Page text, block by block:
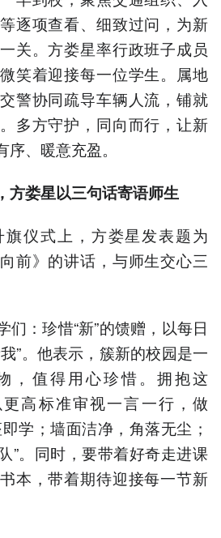
逐项查看、细致过问，为新
关。方娄星率行政班子成员
笑着迎接每一位学生。属地
警协同疏导车辆人流，铺就
多方守护，同向而行，让新
、暖意充盈。
方娄星以三句话寄语师生
仪式上，方娄星发表题为
前》的讲话，与师生交心三
们：珍惜“新”的馈赠，以每日
”。他表示，簇新的校园是一
，值得用心珍惜。拥抱这
高标准审视一言一行，做
学；墙面洁净，角落无尘；
”。同时，要带着好奇走进课
本，带着期待迎接每一节新